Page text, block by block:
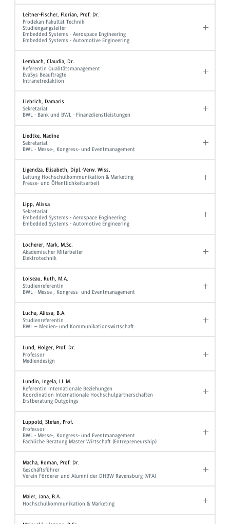
Leitner-Fischer, Florian, Prof. Dr.
Prodekan Fakultät Technik
Studiengangsleiter
Embedded Systems - Aerospace Engineering
Embedded Systems - Automotive Engineering
Lembach, Claudia, Dr.
Referentin Qualitätsmanagement
EvaSys Beauftragte
Intranetredaktion
Liebrich, Damaris
Sekretariat
BWL - Bank und BWL - Finanzdienstleistungen
Liedtke, Nadine
Sekretariat
BWL - Messe-, Kongress- und Eventmanagement
Ligendza, Elisabeth, Dipl.-Verw. Wiss.
Leitung Hochschulkommunikation & Marketing
Presse- und Öffentlichkeitsarbeit
Lipp, Alissa
Sekretariat
Embedded Systems - Aerospace Engineering
Embedded Systems - Automotive Engineering
Locherer, Mark, M.Sc.
Akademischer Mitarbeiter
Elektrotechnik
Loiseau, Ruth, M.A.
Studienreferentin
BWL - Messe-, Kongress- und Eventmanagement
Lucha, Alissa, B.A.
Studienreferentin
BWL – Medien- und Kommunikationswirtschaft
Lund, Holger, Prof. Dr.
Professor
Mediendesign
Lundin, Ingela, LL.M.
Referentin Internationale Beziehungen
Koordination Internationale Hochschulpartnerschaften
Erstberatung Outgoings
Luppold, Stefan, Prof.
Professor
BWL - Messe-, Kongress- und Eventmanagement
Fachliche Beratung Master Wirtschaft (Entrepreneurship)
Macha, Roman, Prof. Dr.
Geschäftsführer
Verein Förderer und Alumni der DHBW Ravensburg (VFA)
Maier, Jana, B.A.
Hochschulkommunikation & Marketing